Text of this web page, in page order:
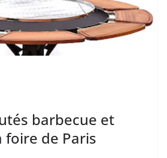
barbecue et
foire de Paris